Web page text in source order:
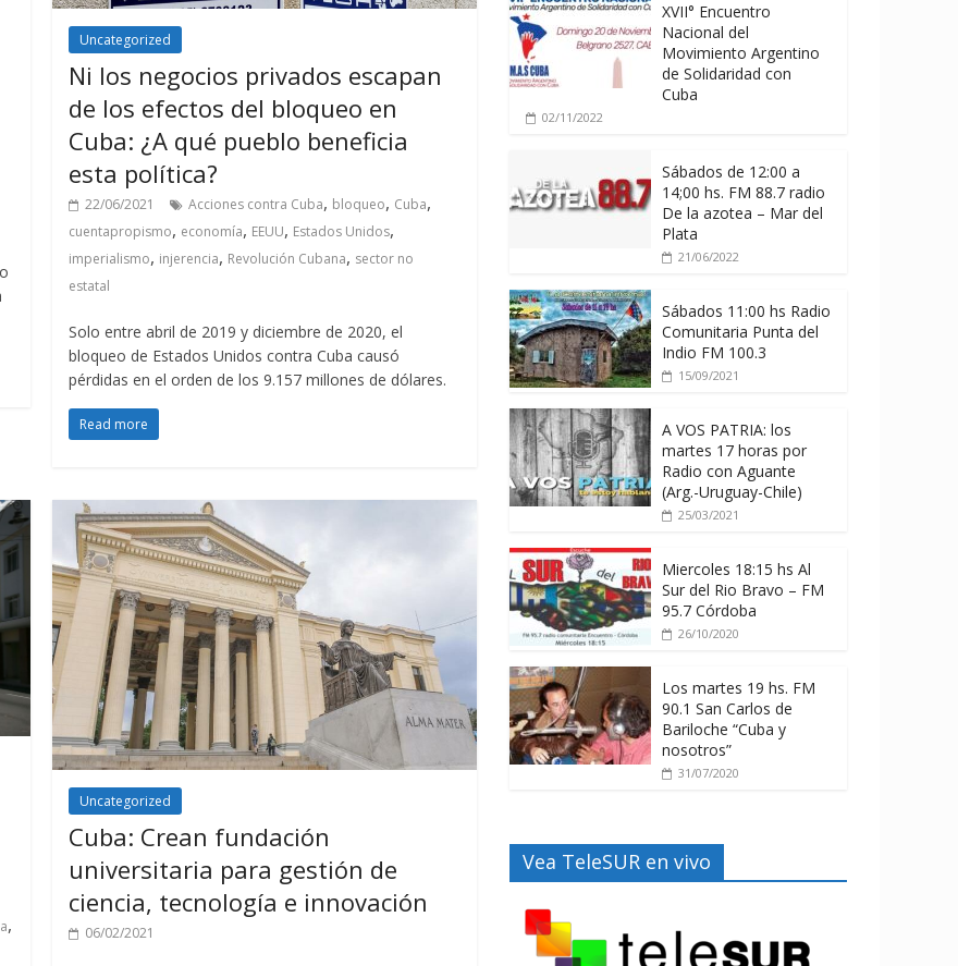
Uncategorized
Ni los negocios privados escapan
de los efectos del bloqueo en
Cuba: ¿A qué pueblo beneficia
esta política?
22/06/2021 Acciones contra Cuba, bloqueo, Cuba,
cuentapropismo, economía, EEUU, Estados Unidos,
imperialismo, injerencia, Revolución Cubana, sector no
estatal
Solo entre abril de 2019 y diciembre de 2020, el
bloqueo de Estados Unidos contra Cuba causó
pérdidas en el orden de los 9.157 millones de dólares.
Read more
,
Uncategorized
Cuba: Crean fundación
universitaria para gestión de
ciencia, tecnología e innovación
06/02/2021
XVII° Encuentro
Nacional del
Movimiento Argentino
de Solidaridad con
Cuba
02/11/2022
Sábados de 12:00 a
14;00 hs. FM 88.7 radio
De la azotea – Mar del
Plata
21/06/2022
Sábados 11:00 hs Radio
Comunitaria Punta del
Indio FM 100.3
15/09/2021
A VOS PATRIA: los
martes 17 horas por
Radio con Aguante
(Arg.-Uruguay-Chile)
25/03/2021
Miercoles 18:15 hs Al
Sur del Rio Bravo – FM
95.7 Córdoba
26/10/2020
Los martes 19 hs. FM
90.1 San Carlos de
Bariloche “Cuba y
nosotros”
31/07/2020
Vea TeleSUR en vivo